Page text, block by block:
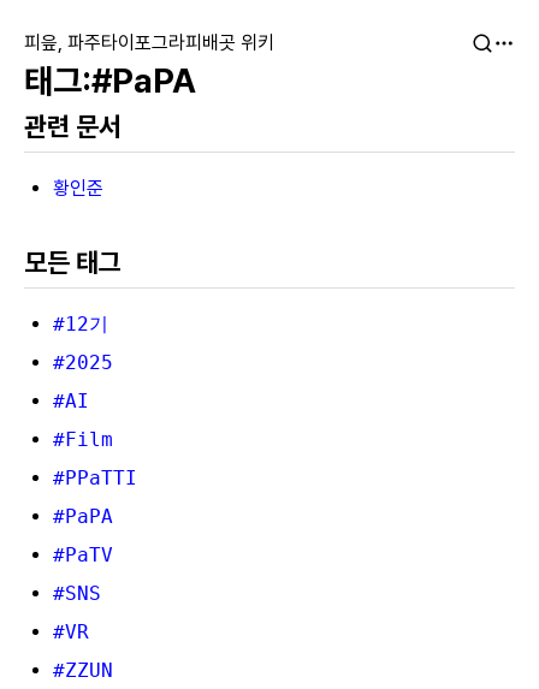
피읖, 파주타이포그라피배곳 위키
#PaPA
관련 문서
황인준
모든 태그
#12기
#2025
#AI
#Film
#PPaTTI
#PaPA
#PaTV
#SNS
#VR
#ZZUN